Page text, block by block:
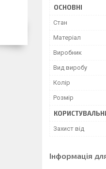
ОСНОВНІ
Стан
Матеріал
Виробник
Вид виробу
Колір
Розмір
Захист від
Інформація